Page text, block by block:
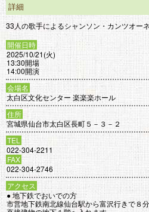
詳細
33人の歌手によるシャンソン・カンツオー
開催日時
2025/10/21(火)
13:30開場
14:00開演
会場名
太白区文化センター 楽楽楽ホール
住所
宮城県仙台市太白区長町５－３－２
TEL
022-304-2211
FAX
022-304-2746
アクセス
● 地下鉄でおいでの方
市営地下鉄南北線仙台駅から富沢行きで８